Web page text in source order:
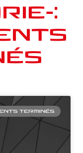
:
TERMINÉS